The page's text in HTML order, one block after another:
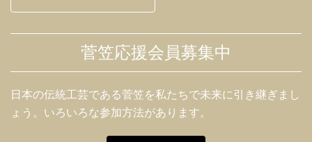
菅笠応援会員募集中
日本の伝統工芸である菅笠を私たちで未来に引き継ぎまし
ょう。いろいろな参加方法があります。